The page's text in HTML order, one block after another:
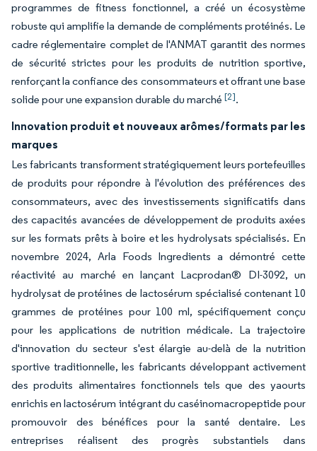
programmes de fitness fonctionnel, a créé un écosystème
robuste qui amplifie la demande de compléments protéinés. Le
cadre réglementaire complet de l'ANMAT garantit des normes
de sécurité strictes pour les produits de nutrition sportive,
renforçant la confiance des consommateurs et offrant une base
solide pour une expansion durable du marché [2].
Innovation produit et nouveaux arômes/formats par les
marques
Les fabricants transforment stratégiquement leurs portefeuilles
de produits pour répondre à l'évolution des préférences des
consommateurs, avec des investissements significatifs dans
des capacités avancées de développement de produits axées
sur les formats prêts à boire et les hydrolysats spécialisés. En
novembre 2024, Arla Foods Ingredients a démontré cette
réactivité au marché en lançant Lacprodan® DI-3092, un
hydrolysat de protéines de lactosérum spécialisé contenant 10
grammes de protéines pour 100 ml, spécifiquement conçu
pour les applications de nutrition médicale. La trajectoire
d'innovation du secteur s'est élargie au-delà de la nutrition
sportive traditionnelle, les fabricants développant activement
des produits alimentaires fonctionnels tels que des yaourts
enrichis en lactosérum intégrant du caséinomacropeptide pour
promouvoir des bénéfices pour la santé dentaire. Les
entreprises réalisent des progrès substantiels dans